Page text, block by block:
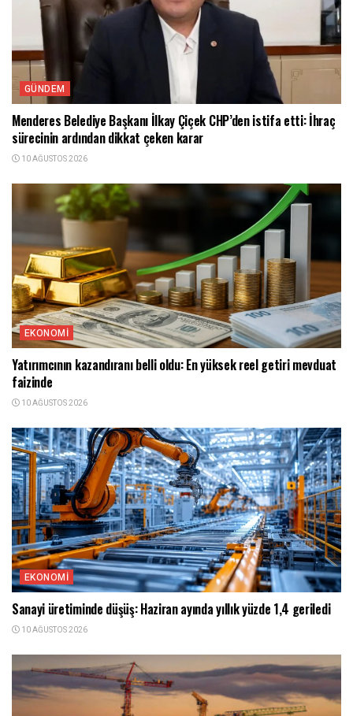
GÜNDEM
Menderes Belediye Başkanı İlkay Çiçek CHP’den istifa etti: İhraç
sürecinin ardından dikkat çeken karar
10 AĞUSTOS 2026
EKONOMI
Yatırımcının kazandıranı belli oldu: En yüksek reel getiri mevduat
faizinde
10 AĞUSTOS 2026
EKONOMI
Sanayi üretiminde düşüş: Haziran ayında yıllık yüzde 1,4 geriledi
10 AĞUSTOS 2026